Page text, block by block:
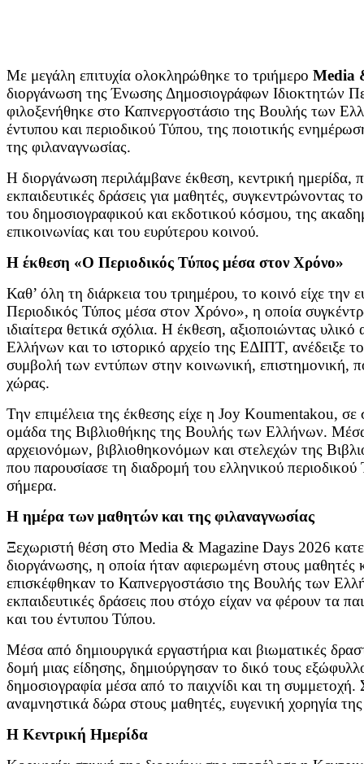
Με μεγάλη επιτυχία ολοκληρώθηκε το τριήμερο Media
διοργάνωση της Ένωσης Δημοσιογράφων Ιδιοκτητών
φιλοξενήθηκε στο Καπνεργοστάσιο της Βουλής των
έντυπου και περιοδικού Τύπου, της ποιοτικής
της φιλαναγνωσίας.
Η διοργάνωση περιλάμβανε έκθεση, κεντρική ημερίδα,
εκπαιδευτικές δράσεις για μαθητές, συγκεντρώνοντας
του δημοσιογραφικού και εκδοτικού κόσμου, της
επικοινωνίας και του ευρύτερου κοινού.
Η έκθεση «Ο Περιοδικός Τύπος μέσα στον Χρόνο»
Καθ’ όλη τη διάρκεια του τριημέρου, το κοινό είχε την
Περιοδικός Τύπος μέσα στον Χρόνο», η οποία
ιδιαίτερα θετικά σχόλια. Η έκθεση, αξιοποιώντας
Ελλήνων και το ιστορικό αρχείο της ΕΔΙΠΤ, ανέδειξε
συμβολή των εντύπων στην κοινωνική, επιστημονική,
χώρας.
Την επιμέλεια της έκθεσης είχε η Joy Koumentakou, σε
ομάδα της Βιβλιοθήκης της Βουλής των Ελλήνων.
αρχειονόμων, βιβλιοθηκονόμων και στελεχών της
που παρουσίασε τη διαδρομή του ελληνικού
σήμερα.
Η ημέρα των μαθητών και της φιλαναγνωσίας
Ξεχωριστή θέση στο Media & Magazine Days 2026
διοργάνωσης, η οποία ήταν αφιερωμένη στους μαθητές
επισκέφθηκαν το Καπνεργοστάσιο της Βουλής των
εκπαιδευτικές δράσεις που στόχο είχαν να φέρουν τα
και του έντυπου Τύπου.
Μέσα από δημιουργικά εργαστήρια και βιωματικές
δομή μιας είδησης, δημιούργησαν το δικό τους
δημοσιογραφία μέσα από το παιχνίδι και τη
αναμνηστικά δώρα στους μαθητές, ευγενική χορηγία
Η Κεντρική Ημερίδα